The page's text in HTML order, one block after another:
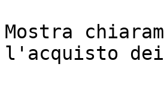
Mostra
l'acquisto